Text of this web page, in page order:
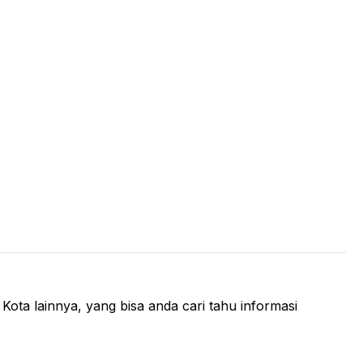
lainnya, yang bisa anda cari tahu informasi